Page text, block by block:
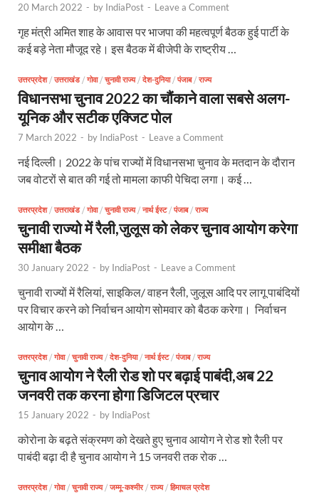
20 March 2022 - by IndiaPost - Leave a Comment
गृह मंत्री अमित शाह के आवास पर भाजपा की महत्वपूर्ण बैठक हुई पार्टी के
कई बड़े नेता मौजूद रहे। इस बैठक में बीजेपी के राष्ट्रीय …
उत्तरप्रदेश/ उत्तराखंड/ गोवा/ चुनावी राज्य/ देश-दुनिया/ पंजाब/ राज्य
विधानसभा चुनाव 2022 का चौंकाने वाला सबसे अलग-
यूनिक और सटीक एक्जिट पोल
7 March 2022 - by IndiaPost - Leave a Comment
नई दिल्ली। 2022 के पांच राज्यों में विधानसभा चुनाव के मतदान के दौरान
जब वोटरों से बात की गई तो मामला काफी पेचिदा लगा। कई …
उत्तरप्रदेश/ उत्तराखंड/ गोवा/ चुनावी राज्य/ नार्थ ईस्ट/ पंजाब/ राज्य
चुनावी राज्यो में रैली,जुलूस को लेकर चुनाव आयोग करेगा
समीक्षा बैठक
30 January 2022 - by IndiaPost - Leave a Comment
चुनावी राज्यों में रैलियां, साइकिल/ वाहन रैली, जुलूस आदि पर लागू पाबंदियों
पर विचार करने को निर्वाचन आयोग सोमवार को बैठक करेगा। निर्वाचन
आयोग के …
उत्तरप्रदेश/ गोवा/ चुनावी राज्य/ देश-दुनिया/ नार्थ ईस्ट/ पंजाब/ राज्य
चुनाव आयोग ने रैली रोड शो पर बढ़ाई पाबंदी,अब 22
जनवरी तक करना होगा डिजिटल प्रचार
15 January 2022 - by IndiaPost
कोरोना के बढ़ते संक्रमण को देखते हुए चुनाव आयोग ने रोड शो रैली पर
पाबंदी बढ़ा दी है चुनाव आयोग ने 15 जनवरी तक रोक …
उत्तरप्रदेश/ गोवा/ चुनावी राज्य/ जम्मू-कश्मीर/ राज्य/ हिमाचल प्रदेश